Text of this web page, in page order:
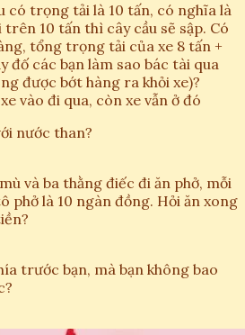
có trọng tải là 10 tấn, có nghĩa là
10 tấn thì cây cầu sẽ sập. Có
tổng trọng tải của xe 8 tấn +
đố các bạn làm sao bác tài qua
được bớt hàng ra khỏi xe)?
vào đi qua, còn xe vẫn ở đó
nước than?
và ba thằng điếc đi ăn phở, mỗi
phở là 10 ngàn đồng. Hỏi ăn xong
trước bạn, mà bạn không bao